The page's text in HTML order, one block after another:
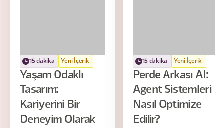
15 dakika Yeni İçerik
Yaşam Odaklı
Tasarım:
Kariyerini Bir
Deneyim Olarak
15 dakika Yeni İçerik
Perde Arkası AI:
Agent Sistemleri
Nasıl Optimize
Edilir?